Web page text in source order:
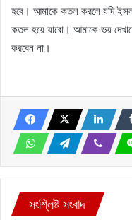
হবে। আমাকে কতল করলে যদি
কতল হয়ে যাবো। আমাকে ভয়
করবেন না।
সংশ্লিষ্ট সংবাদ